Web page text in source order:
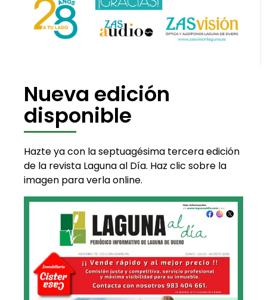
Nueva edición
disponible
Hazte ya con la septuagésima tercera edición
de la revista Laguna al Día. Haz clic sobre la
imagen para verla online.